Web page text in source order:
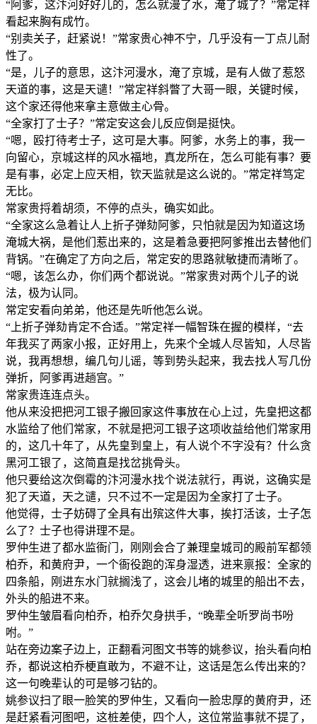
“阿爹，这汴河好好儿的，怎么就漫了水，淹了城了？”常定祥
看起来胸有成竹。
“别卖关子，赶紧说！”常家贵心神不宁，几乎没有一丁点儿耐
性了。
“是，儿子的意思，这汴河漫水，淹了京城，是有人做了惹怒
天道的事，这是天谴！”常定祥斜瞥了大哥一眼，关键时候，
这个家还得他来拿主意做主心骨。
“全家打了士子？”常定安这会儿反应倒是挺快。
“嗯，殴打待考士子，这可是大事。阿爹，水务上的事，我一
向留心，京城这样的风水福地，真龙所在，怎么可能有事？要
是有事，必定上应天相，钦天监就是这么说的。”常定祥笃定
无比。
常家贵捋着胡须，不停的点头，确实如此。
“全家这么急着让人上折子弹劾阿爹，只怕就是因为知道这场
淹城大祸，是他们惹出来的，这是着急要把阿爹推出去替他们
背锅。”在确定了方向之后，常定安的思路就敏捷而清晰了。
“嗯，该怎么办，你们两个都说说。”常家贵对两个儿子的说
法，极为认同。
常定安看向弟弟，他还是先听他怎么说。
“上折子弹劾肯定不合适。”常定祥一幅智珠在握的模样，“去
年我买了两家小报，正好用上，先来个全城人尽皆知，人尽皆
说，我再想想，编几句儿谣，等到势头起来，我去找人写几份
弹折，阿爹再进趟宫。”
常家贵连连点头。
他从来没把把河工银子搬回家这件事放在心上过，先皇把这都
水监给了他们常家，不就是把河工银子这项收益给他们常家用
的，这几十年了，从先皇到皇上，有人说个不字没有？什么贪
黑河工银了，这简直是找岔挑骨头。
他只要给这次倒霉的汴河漫水找个说法就行，再说，这确实是
犯了天道，天之谴，只不过不一定是因为全家打了士子。
他觉得，士子妨碍了全具有出殡这件大事，挨打活该，士子怎
么了？士子也得讲理不是。
罗仲生进了都水监衙门，刚刚会合了兼理皇城司的殿前军都领
柏乔，和黄府尹，一个衙役跑的浑身湿透，进来禀报：全家的
四条船，刚进东水门就搁浅了，这会儿堵的城里的船出不去，
外头的船进不来。
罗仲生皱眉看向柏乔，柏乔欠身拱手，“晚辈全听罗尚书吩
咐。”
站在旁边案子边上，正翻看河图文书等的姚参议，抬头看向柏
乔，都说这柏乔梗直敢为，不避不让，这话是怎么传出来的？
这一句晚辈认的可是够刁钻的。
姚参议扫了眼一脸笑的罗仲生，又看向一脸忠厚的黄府尹，还
是赶紧看河图吧，这桩差使，四个人，这位常监事就不提了，